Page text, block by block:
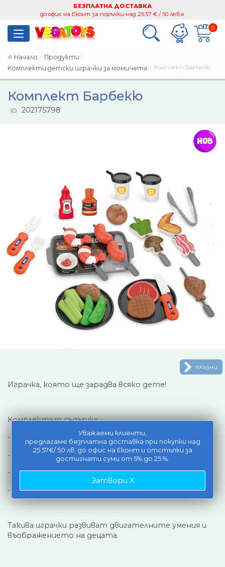
Уважаеми клиенти,
предлагаме безплатна доставка при покупки над
25.57€/ 50 лв, до офис на Еконт и отстъпки за
достигнати суми от 5% до 25 %.
Затвори X
БЕЗПЛАТНА ДОСТАВКА
до офис на Еконт за поръчки над 25.57 € / 50 лева.
0
Начало
Продукти
Комплекти детски играчки за момичета
Комплект Барбекю
Комплект Барбекю
ID 202175798
плъзни
Играчка, която ще зарадва всяко дете!
Комплектът съдържа:
- поднос,
- две чинийки,
- прибори за хранене,
- макети на различни хранителни продукти.
Такива играчки развиват двигателните умения и
въображението на децата.